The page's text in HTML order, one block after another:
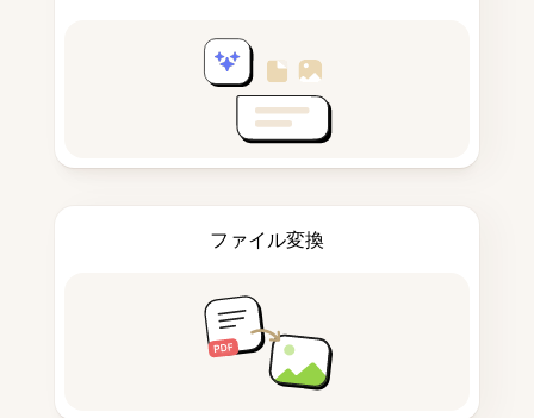
ファイル変換